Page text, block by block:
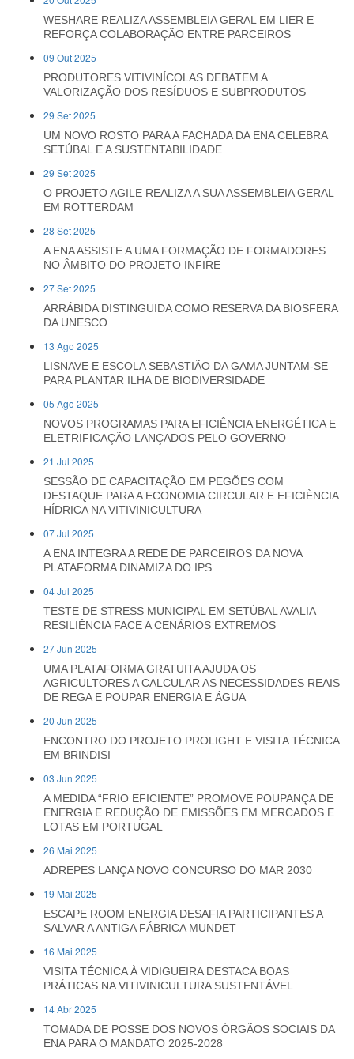
WESHARE REALIZA ASSEMBLEIA GERAL EM LIER E
REFORÇA COLABORAÇÃO ENTRE PARCEIROS
09 Out 2025
PRODUTORES VITIVINÍCOLAS DEBATEM A
VALORIZAÇÃO DOS RESÍDUOS E SUBPRODUTOS
29 Set 2025
UM NOVO ROSTO PARA A FACHADA DA ENA CELEBRA
SETÚBAL E A SUSTENTABILIDADE
29 Set 2025
O PROJETO AGILE REALIZA A SUA ASSEMBLEIA GERAL
EM ROTTERDAM
28 Set 2025
A ENA ASSISTE A UMA FORMAÇÃO DE FORMADORES
NO ÂMBITO DO PROJETO INFIRE
27 Set 2025
ARRÁBIDA DISTINGUIDA COMO RESERVA DA BIOSFERA
DA UNESCO
13 Ago 2025
LISNAVE E ESCOLA SEBASTIÃO DA GAMA JUNTAM-SE
PARA PLANTAR ILHA DE BIODIVERSIDADE
05 Ago 2025
NOVOS PROGRAMAS PARA EFICIÊNCIA ENERGÉTICA E
ELETRIFICAÇÃO LANÇADOS PELO GOVERNO
21 Jul 2025
SESSÃO DE CAPACITAÇÃO EM PEGÕES COM
DESTAQUE PARA A ECONOMIA CIRCULAR E EFICIÈNCIA
HÍDRICA NA VITIVINICULTURA
07 Jul 2025
A ENA INTEGRA A REDE DE PARCEIROS DA NOVA
PLATAFORMA DINAMIZA DO IPS
04 Jul 2025
TESTE DE STRESS MUNICIPAL EM SETÚBAL AVALIA
RESILIÊNCIA FACE A CENÁRIOS EXTREMOS
27 Jun 2025
UMA PLATAFORMA GRATUITA AJUDA OS
AGRICULTORES A CALCULAR AS NECESSIDADES REAIS
DE REGA E POUPAR ENERGIA E ÁGUA
20 Jun 2025
ENCONTRO DO PROJETO PROLIGHT E VISITA TÉCNICA
EM BRINDISI
03 Jun 2025
A MEDIDA “FRIO EFICIENTE” PROMOVE POUPANÇA DE
ENERGIA E REDUÇÃO DE EMISSÕES EM MERCADOS E
LOTAS EM PORTUGAL
26 Mai 2025
ADREPES LANÇA NOVO CONCURSO DO MAR 2030
19 Mai 2025
ESCAPE ROOM ENERGIA DESAFIA PARTICIPANTES A
SALVAR A ANTIGA FÁBRICA MUNDET
16 Mai 2025
VISITA TÉCNICA À VIDIGUEIRA DESTACA BOAS
PRÁTICAS NA VITIVINICULTURA SUSTENTÁVEL
14 Abr 2025
TOMADA DE POSSE DOS NOVOS ÓRGÃOS SOCIAIS DA
ENA PARA O MANDATO 2025-2028